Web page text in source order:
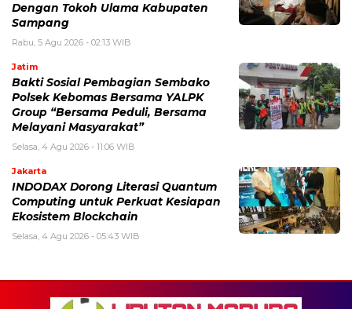
Dengan Tokoh Ulama Kabupaten
Sampang
Rabu, 5 Agu 2026 - 02:13 WIB
Jatim
Bakti Sosial Pembagian Sembako
Polsek Kebomas Bersama YALPK
Group “Bersama Peduli, Bersama
Melayani Masyarakat”
Selasa, 4 Agu 2026 - 11:06 WIB
Jakarta
INDODAX Dorong Literasi Quantum
Computing untuk Perkuat Kesiapan
Ekosistem Blockchain
Selasa, 4 Agu 2026 - 05:43 WIB